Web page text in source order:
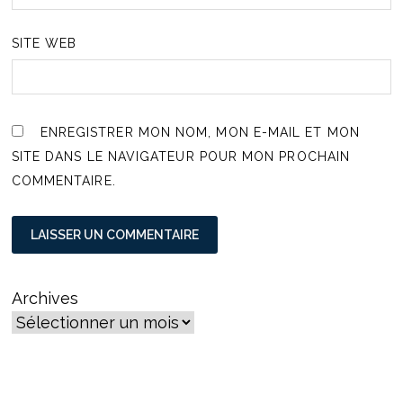
SITE WEB
ENREGISTRER MON NOM, MON E-MAIL ET MON
SITE DANS LE NAVIGATEUR POUR MON PROCHAIN
COMMENTAIRE.
Archives